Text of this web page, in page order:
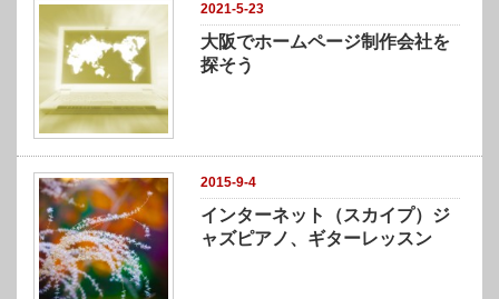
2021-5-23
大阪でホームページ制作会社を
探そう
2015-9-4
インターネット（スカイプ）ジ
ャズピアノ、ギターレッスン